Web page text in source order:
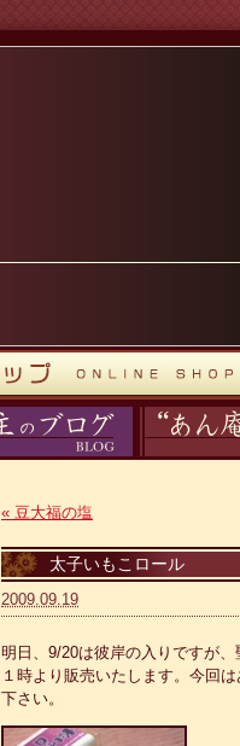
« 豆大福の塩
太子いもこロール
2009.09.19
明日、9/20は彼岸の入りですが
１時より販売いたします。今回
下さい。